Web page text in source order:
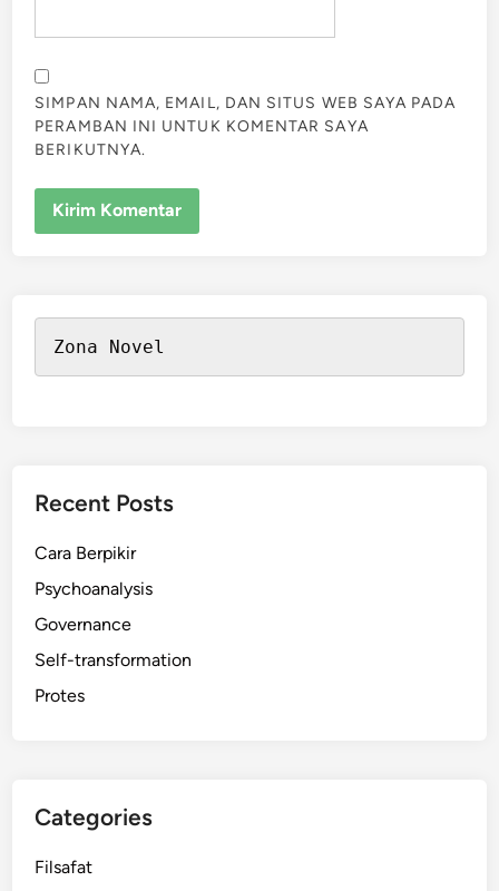
SIMPAN NAMA, EMAIL, DAN SITUS WEB SAYA PADA
PERAMBAN INI UNTUK KOMENTAR SAYA
BERIKUTNYA.
Zona Novel
Recent Posts
Cara Berpikir
Psychoanalysis
Governance
Self-transformation
Protes
Categories
Filsafat